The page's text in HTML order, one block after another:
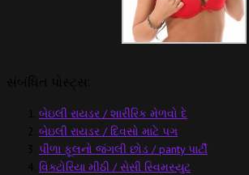
બેઇલી રાયડર / શારીરિક મેળવો દે
બેઇલી રાયડર / દિવસો માટે પગ
પીળા ફૂલનો જંગલી છોડ / panty પાર્ટી
વિક્ટોરિયા મીઠી / સેસી સ્વિમસ્યુટ